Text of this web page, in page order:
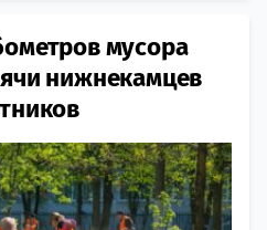
мусора
нижнекамцев